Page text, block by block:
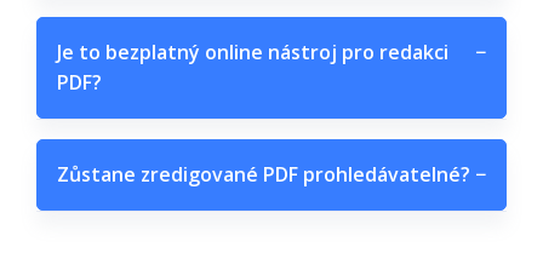
Je to bezplatný online nástroj pro redakci
PDF?
−
Zůstane zredigované PDF prohledávatelné? −